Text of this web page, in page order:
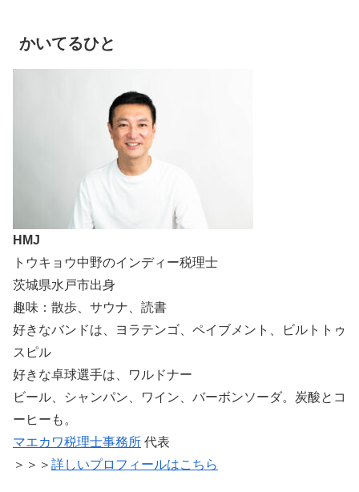
かいてるひと
HMJ
トウキョウ中野のインディー税理士
茨城県水戸市出身
趣味：散歩、サウナ、読書
好きなバンドは、ヨラテンゴ、ペイブメント、ビルトトゥ
スピル
好きな卓球選手は、ワルドナー
ビール、シャンパン、ワイン、バーボンソーダ。炭酸とコ
ーヒーも。
マエカワ税理士事務所 代表
＞＞＞ 詳しいプロフィールはこちら